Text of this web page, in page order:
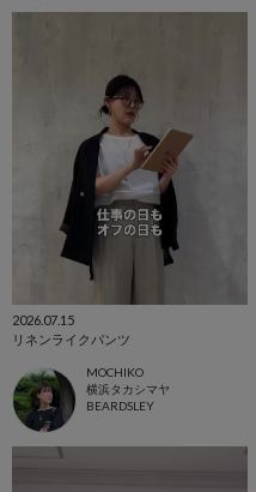
2026.07.15
リネンライクパンツ
MOCHIKO
横浜タカシマヤ
BEARDSLEY